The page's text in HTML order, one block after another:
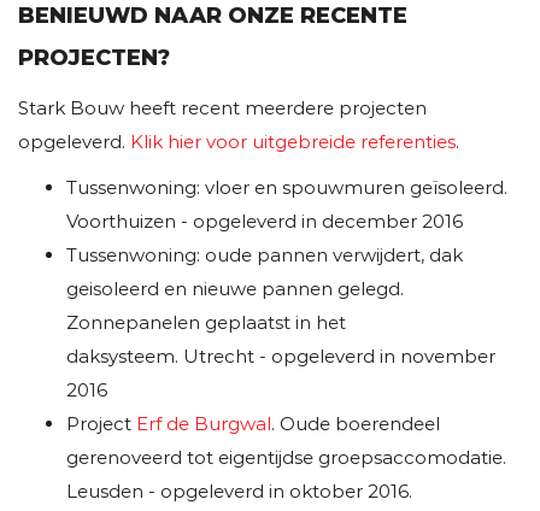
BENIEUWD NAAR ONZE RECENTE
PROJECTEN?
Stark Bouw heeft recent meerdere projecten
opgeleverd. Klik hier voor uitgebreide referenties.
Tussenwoning: vloer en spouwmuren geïsoleerd.
Voorthuizen - opgeleverd in december 2016
Tussenwoning: oude pannen verwijdert, dak
geisoleerd en nieuwe pannen gelegd.
Zonnepanelen geplaatst in het
daksysteem. Utrecht - opgeleverd in november
2016
Project Erf de Burgwal. Oude boerendeel
gerenoveerd tot eigentijdse groepsaccomodatie.
Leusden - opgeleverd in oktober 2016.